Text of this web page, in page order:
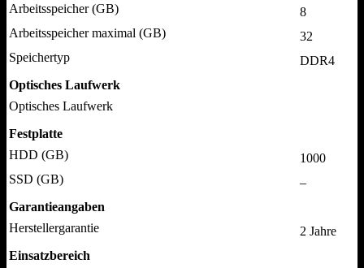
Arbeitsspeicher (GB)
8
Arbeitsspeicher maximal (GB)
32
Speichertyp
DDR4
Optisches Laufwerk
Optisches Laufwerk
Festplatte
HDD (GB)
1000
SSD (GB)
–
Garantieangaben
Herstellergarantie
2 Jahre
Einsatzbereich